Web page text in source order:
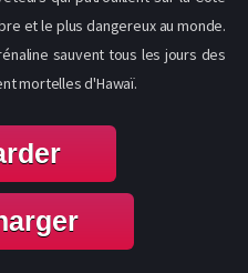
et le plus dangereux au monde.
sauvent tous les jours des
mortelles d'Hawaï.